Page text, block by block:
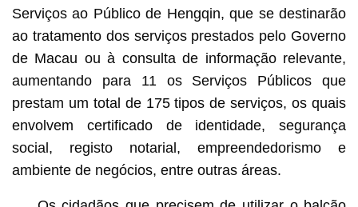
Serviços ao Público de Hengqin, que se destinarão
ao tratamento dos serviços prestados pelo Governo
de Macau ou à consulta de informação relevante,
aumentando para 11 os Serviços Públicos que
prestam um total de 175 tipos de serviços, os quais
envolvem certificado de identidade, segurança
social, registo notarial, empreendedorismo e
ambiente de negócios, entre outras áreas.